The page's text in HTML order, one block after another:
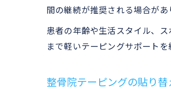
間の継続が推奨される場合が
患者の年齢や生活スタイル、
まで軽いテーピングサポート
整骨院テーピングの貼り